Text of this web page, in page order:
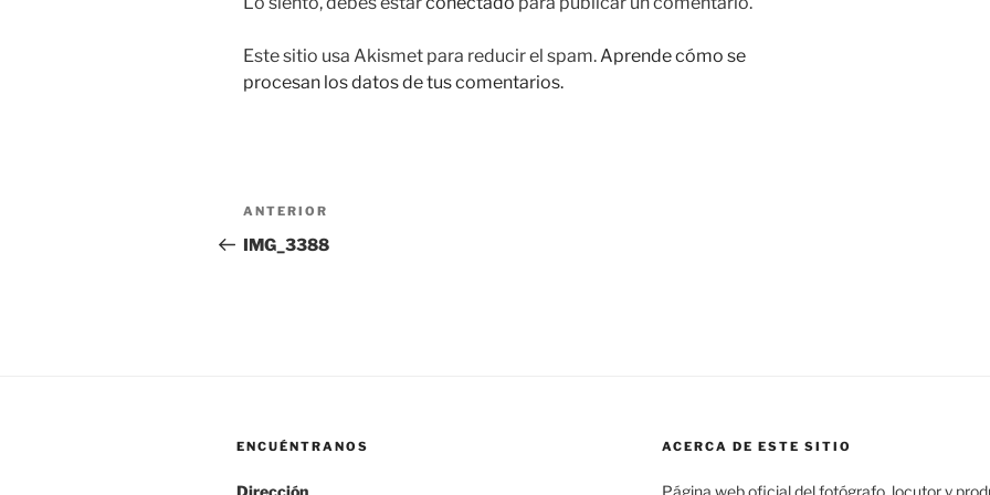
Este sitio usa Akismet para reducir el spam.Aprende cómo se
procesan los datos de tus comentarios.
Navegación
de
Entrada
anterior:
ANTERIOR
IMG_3388
ENCUÉNTRANOS ACERCA DE ESTE SITIO